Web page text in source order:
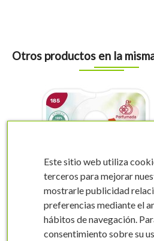
Otros productos en la
Este sitio web utiliza
terceros para mejorar
mostrarle publicidad
preferencias mediante el
hábitos de navegación.
consentimiento sobre su